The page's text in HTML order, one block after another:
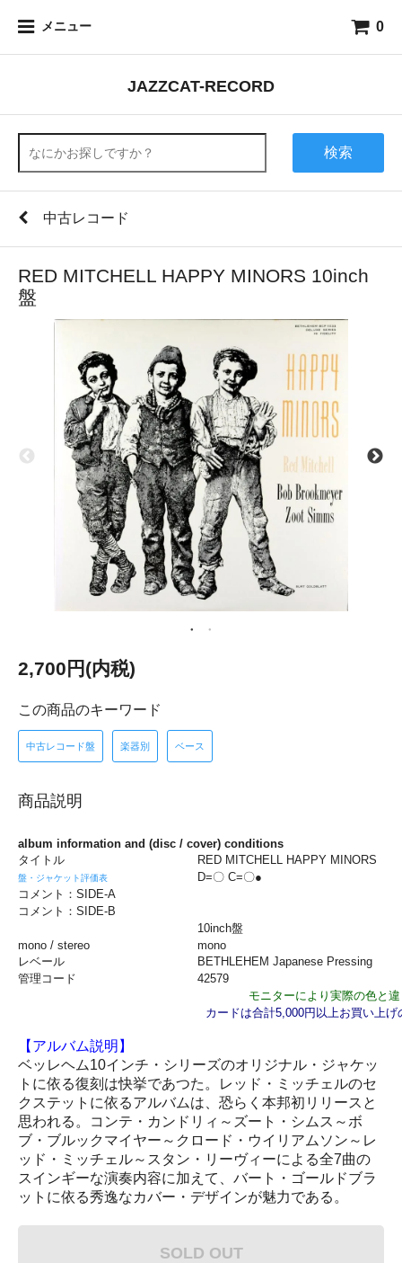
メニュー 0
JAZZCAT-RECORD
検索
中古レコード
RED MITCHELL HAPPY MINORS 10inch
盤
2,700円(内税)
この商品のキーワード
中古レコード盤 楽器別 ベース
商品説明
album information and (disc / cover) conditions
タイトル
RED MITCHELL HAPPY MINORS
盤・ジャケット評価表
D=〇 C=〇●
コメント：SIDE-A
コメント：SIDE-B
10inch盤
mono / stereo
mono
レベール
BETHLEHEM Japanese Pressing
管理コード
42579
モニターにより実際の色と
カードは合計5,000円以上お買い上
【アルバム説明】
ベッレヘム10インチ・シリーズのオリジナル・ジャケッ
トに依る復刻は快挙であつた。レッド・ミッチェルのセ
クステットに依るアルバムは、恐らく本邦初リリースと
思われる。コンテ・カンドリィ～ズート・シムス～ボ
ブ・ブルックマイヤー～クロード・ウイリアムソン～レ
ッド・ミッチェル～スタン・リーヴィーによる全7曲の
スインギーな演奏内容に加えて、バート・ゴールドブラ
ットに依る秀逸なカバー・デザインが魅力である。
SOLD OUT